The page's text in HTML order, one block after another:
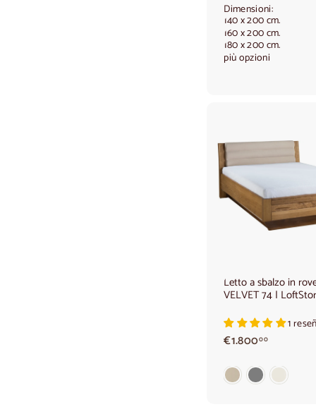
t
i
r
e
0
0
Dimensioni:
140 x 200 cm.
160 x 200 cm.
180 x 200 cm.
più opzioni
Letto a sbalzo in
VELVET 74 |
1
€1.80000€
.
8